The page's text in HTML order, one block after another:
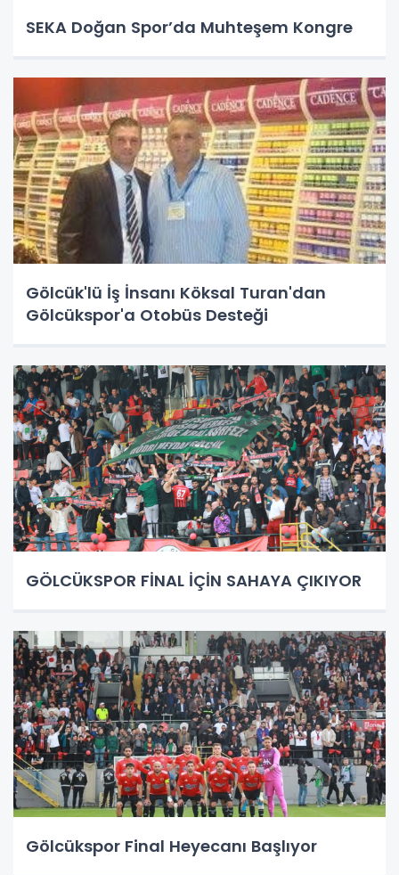
SEKA Doğan Spor’da Muhteşem Kongre
Gölcük'lü İş İnsanı Köksal Turan'dan
Gölcükspor'a Otobüs Desteği
GÖLCÜKSPOR FİNAL İÇİN SAHAYA ÇIKIYOR
Gölcükspor Final Heyecanı Başlıyor